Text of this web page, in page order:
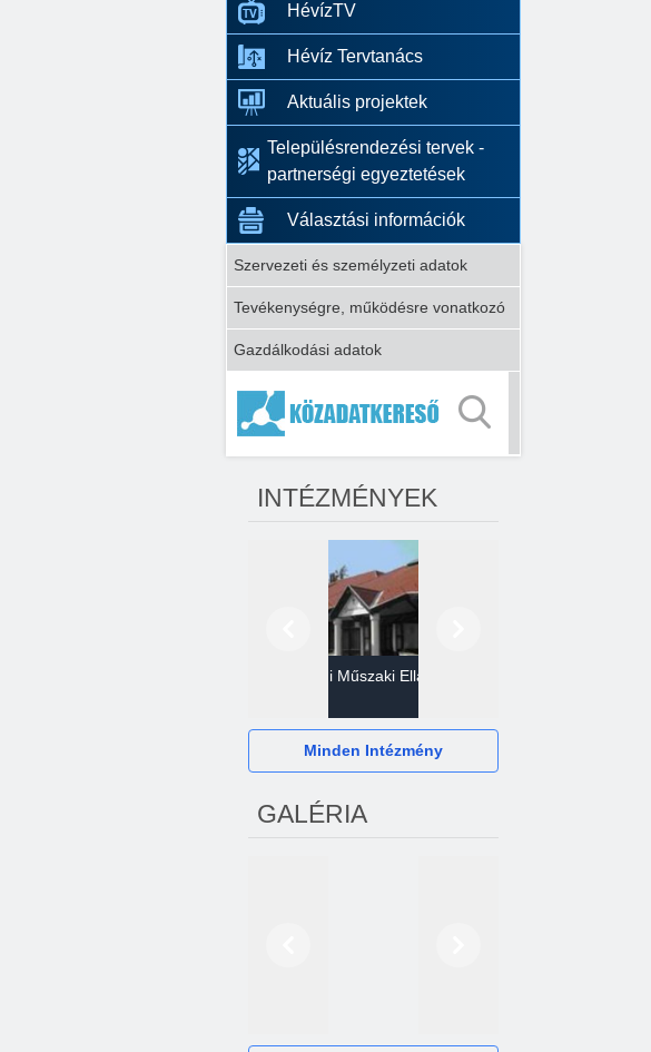
HévízTV
Hévíz Tervtanács
Aktuális projektek
Településrendezési tervek -
partnerségi egyeztetések
Választási információk
Szervezeti és személyzeti adatok
Tevékenységre, működésre vonatkozó
Gazdálkodási adatok
INTÉZMÉNYEK
Gazdasági Műszaki Ellátó
Minden Intézmény
GALÉRIA